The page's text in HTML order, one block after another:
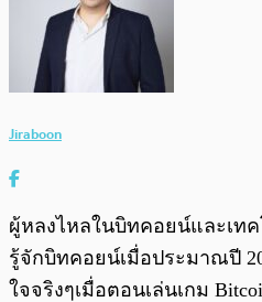
Jiraboon
ผู้หลงไหลในบิทคอยน์และเทค
รู้จักบิทคอยน์เมื่อประมาณปี
ใจจริงๆเมื่อตอนเล่นเกม